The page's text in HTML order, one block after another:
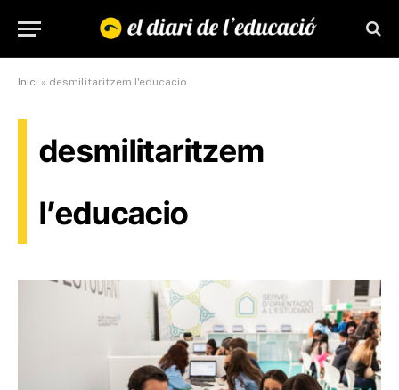
Inici » desmilitaritzem l'educacio
desmilitaritzem
l’educacio